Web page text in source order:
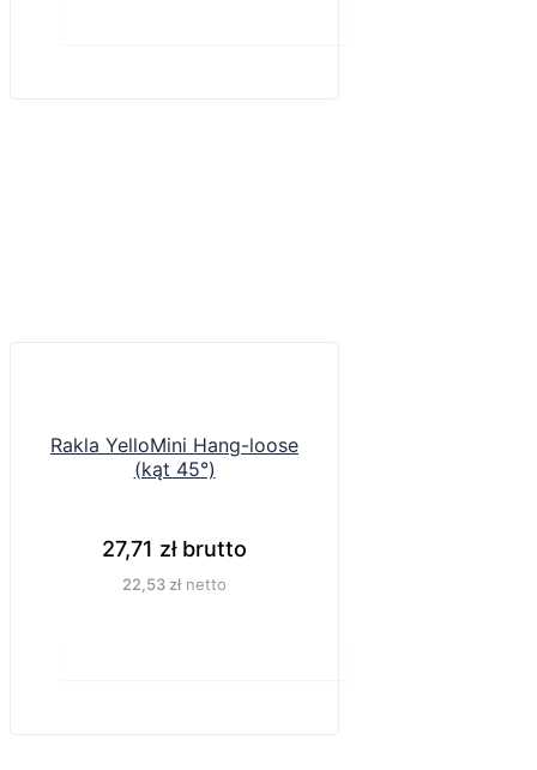
Rakla YelloMini Hang-loose
(kąt 45°)
27,71 złbrutto
22,53 złnetto